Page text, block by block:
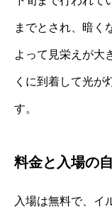
までとされ、暗く
よって見栄えが大
くに到着して光が
す。
料金と入場の
入場は無料で、イ